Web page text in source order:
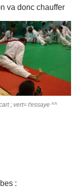
; vert= t'essaye ^^
va donc chauffer
: